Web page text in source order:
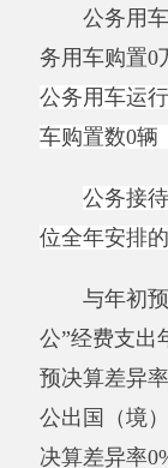
（一）机
新疆阿克
用经费1.22万
克陶县布伦口
政府采购货物
元、政府采购
授予中小